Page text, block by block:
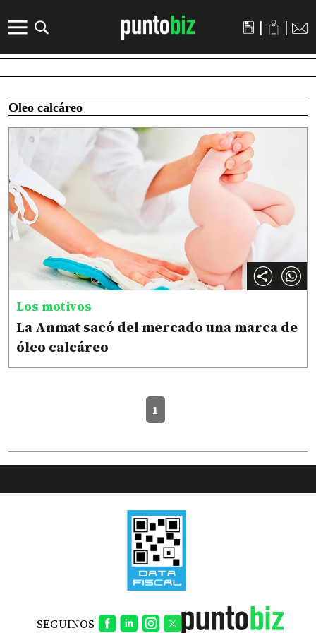
| |
Oleo calcáreo
Los motivos
La Anmat sacó del mercado una marca de
óleo calcáreo
1
SEGUINOS